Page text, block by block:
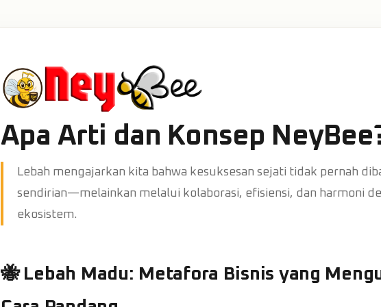
Apa Arti dan Konsep
Lebah mengajarkan kita bahwa kesuksesan sejati tidak pernah
sendirian—melainkan melalui kolaborasi, efisiensi, dan harmoni
ekosistem.
🐝 Lebah Madu: Metafora Bisnis yang